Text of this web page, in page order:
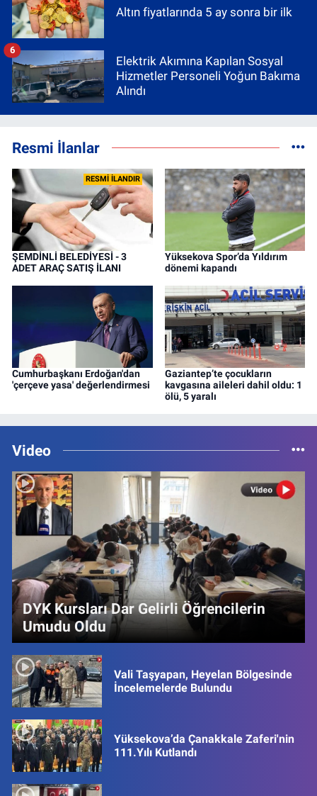
Altın fiyatlarında 5 ay sonra bir ilk
Elektrik Akımına Kapılan Sosyal
Hizmetler Personeli Yoğun Bakıma
Alındı
6
Resmi İlanlar
RESMİ İLANDIR
ŞEMDİNLİ BELEDİYESİ - 3
ADET ARAÇ SATIŞ İLANI
Yüksekova Spor’da Yıldırım
dönemi kapandı
Cumhurbaşkanı Erdoğan'dan
'çerçeve yasa' değerlendirmesi
Gaziantep’te çocukların
kavgasına aileleri dahil oldu: 1
ölü, 5 yaralı
Video
DYK Kursları Dar Gelirli Öğrencilerin
Umudu Oldu
Vali Taşyapan, Heyelan Bölgesinde
İncelemelerde Bulundu
Yüksekova’da Çanakkale Zaferi'nin
111.Yılı Kutlandı